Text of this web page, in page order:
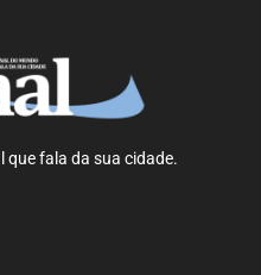
que fala da sua cidade.